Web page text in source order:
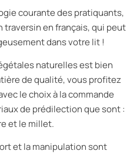
courante des pratiquants,
traversin en français, qui peut
dans votre lit !
naturelles est bien
de qualité, vous profitez
le choix à la commande
de prédilection que sont :
et le millet.
et la manipulation sont